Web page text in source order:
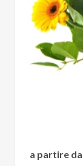
a partire da